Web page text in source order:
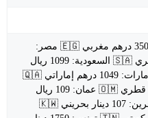
🇲🇦 المغرب: 3500 درهم مغربي 🇪🇬 مصر:
10,800 جنيه مصري 🇸🇦 السعودية: 1099 ريال
سعودي 🇦🇪 الإمارات: 1049 درهم إماراتي 🇶🇦
قطر: 1050 ريال قطري 🇴🇲 عمان: 109 ريال
عماني 🇧🇭 البحرين: 107 دينار بحريني 🇰🇼